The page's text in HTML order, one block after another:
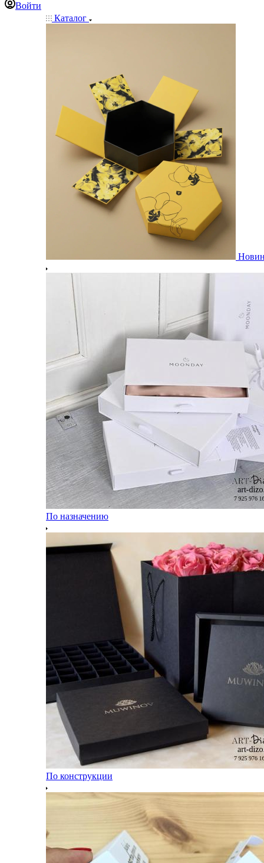
Войти
Каталог
По назначению
По конструкции